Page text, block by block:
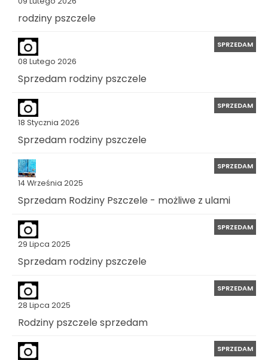
rodziny pszczele
08 Lutego 2026
SPRZEDAM
Sprzedam rodziny pszczele
18 Stycznia 2026
SPRZEDAM
Sprzedam rodziny pszczele
14 Września 2025
SPRZEDAM
Sprzedam Rodziny Pszczele - możliwe z ulami
29 Lipca 2025
SPRZEDAM
Sprzedam rodziny pszczele
28 Lipca 2025
SPRZEDAM
Rodziny pszczele sprzedam
SPRZEDAM